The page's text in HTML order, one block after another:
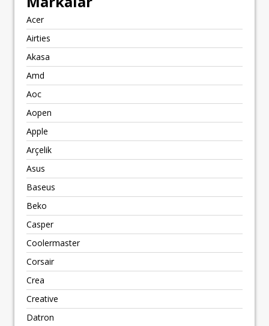
Acer
Airties
Akasa
Amd
Aoc
Aopen
Apple
Arçelik
Asus
Baseus
Beko
Casper
Coolermaster
Corsair
Crea
Creative
Datron